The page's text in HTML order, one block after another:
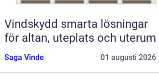
Vindskydd smarta lösningar
för altan, uteplats och uterum
Saga Vinde 01 augusti 2026